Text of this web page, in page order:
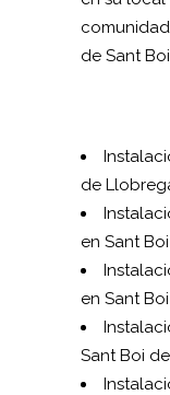
de Sant
de
en Sant
en Sant
Sant Boi